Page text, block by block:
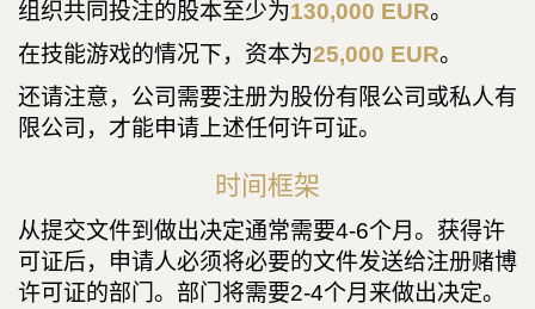
组织共同投注的股本至少为130,000 EUR。
在技能游戏的情况下，资本为25,000 EUR。
还请注意，公司需要注册为股份有限公司或私人有
限公司，才能申请上述任何许可证。
时间框架
从提交文件到做出决定通常需要4-6个月。获得许
可证后，申请人必须将必要的文件发送给注册赌博
许可证的部门。部门将需要2-4个月来做出决定。